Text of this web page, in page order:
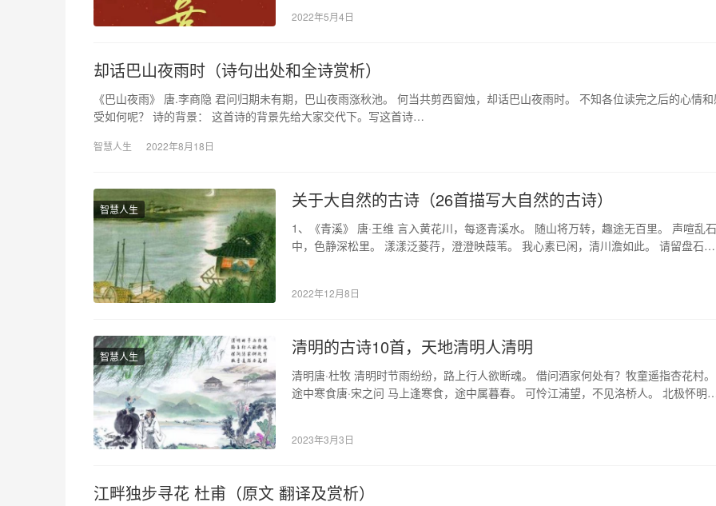
2022年5月4日
却话巴山夜雨时（诗句出处和全诗赏析）
《巴山夜雨》 唐.李商隐 君问归期未有期，巴山夜雨涨秋池。 何当共剪西窗烛，却话巴山夜雨时。 不知各位读完之后的心情
受如何呢？ 诗的背景： 这首诗的背景先给大家交代下。写这首诗…
智慧人生 2022年8月18日
智慧人生 关于大自然的古诗（26首描写大自然的古诗）
1、《青溪》 唐·王维 言入黄花川，每逐青溪水。 随山将万转，趣途无百里。 声喧乱石
中，色静深松里。 漾漾泛菱荇，澄澄映葭苇。 我心素已闲，清川澹如此。 请留盘石
2022年12月8日
智慧人生 清明的古诗10首，天地清明人清明
清明唐·杜牧 清明时节雨纷纷，路上行人欲断魂。 借问酒家何处有？牧童遥指杏花村。
途中寒食唐·宋之问 马上逢寒食，途中属暮春。 可怜江浦望，不见洛桥人。 北极怀明
2023年3月3日
江畔独步寻花 杜甫（原文 翻译及赏析）